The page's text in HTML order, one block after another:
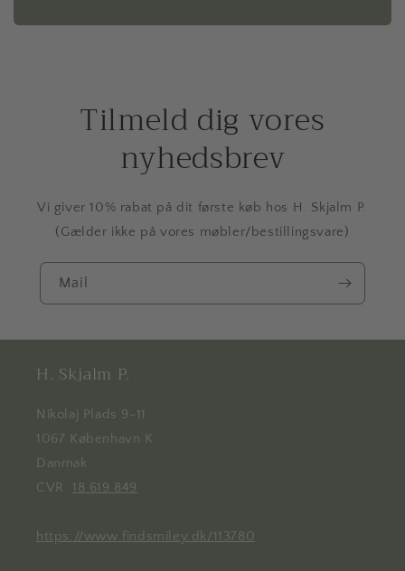
Tilmeld dig vores
nyhedsbrev
Vi giver 10% rabat på dit første køb hos H. Skjalm P.
(Gælder ikke på vores møbler/bestillingsvare)
Mail
H. Skjalm P.
Nikolaj Plads 9-11
1067 København K
Danmak
CVR: 18 619 849
https://www.findsmiley.dk/113780